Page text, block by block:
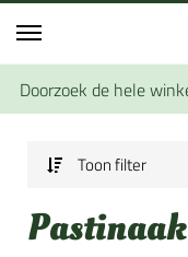
Toon filter
Pastinaak